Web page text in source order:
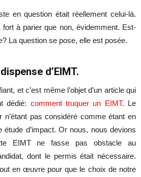
en question était réellement celui-là.
à parier que non, évidemment. Est-
La question se pose, elle est posée.
d’EIMT.
et c’est même l’objet d’un article qui
dédié: comment truquer un EIMT. Le
n’étant pas considéré comme étant en
étude d’impact. Or nous, nous devions
EIMT ne fasse pas obstacle au
dont le permis était nécessaire.
en œuvre pour que le choix de notre